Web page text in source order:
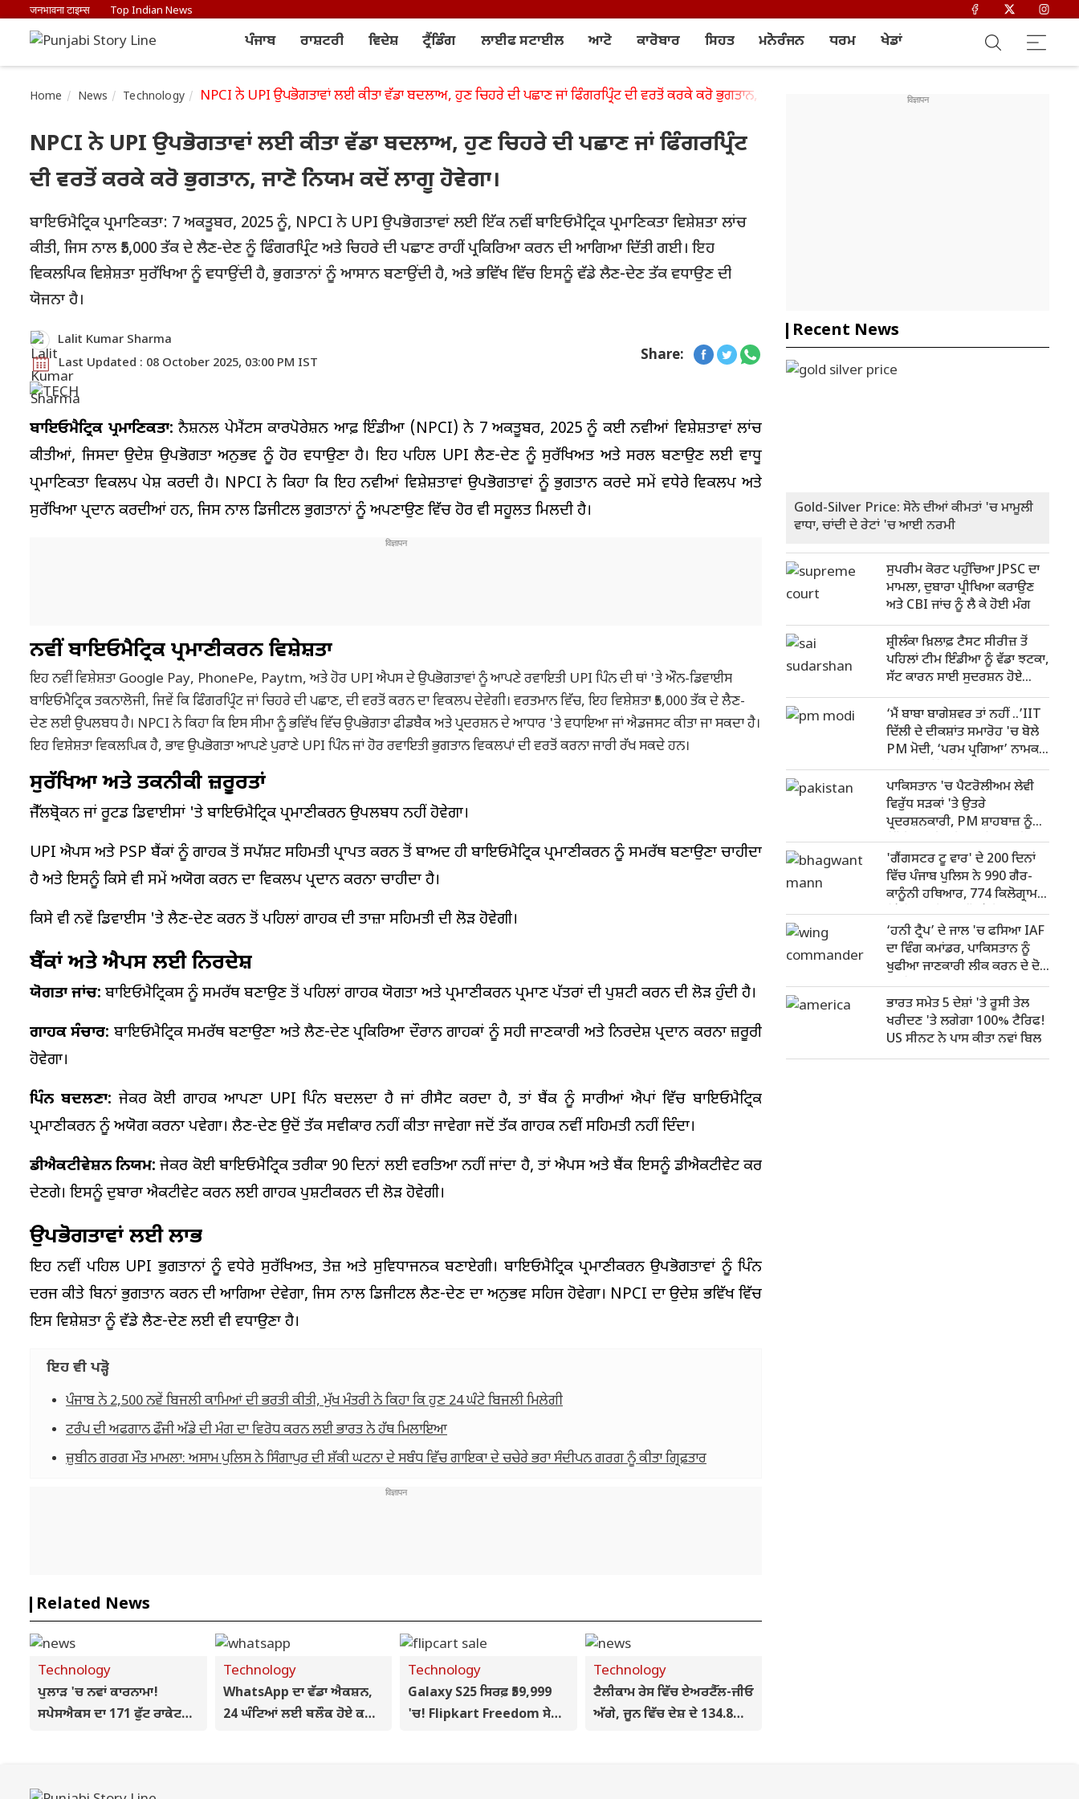
जनभावना टाइम्स Top Indian News
ਪੰਜਾਬ ਰਾਸ਼ਟਰੀ ਵਿਦੇਸ਼ ਟ੍ਰੈਂਡਿੰਗ ਲਾਈਫ ਸਟਾਈਲ ਆਟੋ ਕਾਰੋਬਾਰ ਸਿਹਤ ਮਨੋਰੰਜਨ ਧਰਮ ਖੇਡਾਂ
Home News Technology NPCI ਨੇ UPI ਉਪਭੋਗਤਾਵਾਂ ਲਈ ਕੀਤਾ ਵੱਡਾ ਬਦਲਾਅ, ਹੁਣ ਚਿਹਰੇ ਦੀ ਪਛਾਣ ਜਾਂ ਫਿੰਗਰਪ੍ਰਿੰਟ ਦੀ ਵਰਤੋਂ ਕਰਕੇ ਕਰੋ ਭੁਗਤਾਨ, ਜਾਣੋ ਨਿਯਮ ਕਦੋਂ ਲਾਗੂ ਹੋਵੇਗਾ।
NPCI ਨੇ UPI ਉਪਭੋਗਤਾਵਾਂ ਲਈ ਕੀਤਾ ਵੱਡਾ ਬਦਲਾਅ, ਹੁਣ ਚਿਹਰੇ ਦੀ ਪਛਾਣ ਜਾਂ ਫਿੰਗਰਪ੍ਰਿੰਟ
ਦੀ ਵਰਤੋਂ ਕਰਕੇ ਕਰੋ ਭੁਗਤਾਨ, ਜਾਣੋ ਨਿਯਮ ਕਦੋਂ ਲਾਗੂ ਹੋਵੇਗਾ।
ਬਾਇਓਮੈਟ੍ਰਿਕ ਪ੍ਰਮਾਣਿਕਤਾ: 7 ਅਕਤੂਬਰ, 2025 ਨੂੰ, NPCI ਨੇ UPI ਉਪਭੋਗਤਾਵਾਂ ਲਈ ਇੱਕ ਨਵੀਂ ਬਾਇਓਮੈਟ੍ਰਿਕ ਪ੍ਰਮਾਣਿਕਤਾ ਵਿਸ਼ੇਸ਼ਤਾ ਲਾਂਚ
ਕੀਤੀ, ਜਿਸ ਨਾਲ ₹5,000 ਤੱਕ ਦੇ ਲੈਣ-ਦੇਣ ਨੂੰ ਫਿੰਗਰਪ੍ਰਿੰਟ ਅਤੇ ਚਿਹਰੇ ਦੀ ਪਛਾਣ ਰਾਹੀਂ ਪ੍ਰਕਿਰਿਆ ਕਰਨ ਦੀ ਆਗਿਆ ਦਿੱਤੀ ਗਈ। ਇਹ
ਵਿਕਲਪਿਕ ਵਿਸ਼ੇਸ਼ਤਾ ਸੁਰੱਖਿਆ ਨੂੰ ਵਧਾਉਂਦੀ ਹੈ, ਭੁਗਤਾਨਾਂ ਨੂੰ ਆਸਾਨ ਬਣਾਉਂਦੀ ਹੈ, ਅਤੇ ਭਵਿੱਖ ਵਿੱਚ ਇਸਨੂੰ ਵੱਡੇ ਲੈਣ-ਦੇਣ ਤੱਕ ਵਧਾਉਣ ਦੀ
ਯੋਜਨਾ ਹੈ।
Lalit Kumar Sharma
Last Updated : 08 October 2025, 03:00 PM IST
Share:
ਬਾਇਓਮੈਟ੍ਰਿਕ ਪ੍ਰਮਾਣਿਕਤਾ: ਨੈਸ਼ਨਲ ਪੇਮੈਂਟਸ ਕਾਰਪੋਰੇਸ਼ਨ ਆਫ਼ ਇੰਡੀਆ (NPCI) ਨੇ 7 ਅਕਤੂਬਰ, 2025 ਨੂੰ ਕਈ ਨਵੀਆਂ ਵਿਸ਼ੇਸ਼ਤਾਵਾਂ ਲਾਂਚ
ਕੀਤੀਆਂ, ਜਿਸਦਾ ਉਦੇਸ਼ ਉਪਭੋਗਤਾ ਅਨੁਭਵ ਨੂੰ ਹੋਰ ਵਧਾਉਣਾ ਹੈ। ਇਹ ਪਹਿਲ UPI ਲੈਣ-ਦੇਣ ਨੂੰ ਸੁਰੱਖਿਅਤ ਅਤੇ ਸਰਲ ਬਣਾਉਣ ਲਈ ਵਾਧੂ
ਪ੍ਰਮਾਣਿਕਤਾ ਵਿਕਲਪ ਪੇਸ਼ ਕਰਦੀ ਹੈ। NPCI ਨੇ ਕਿਹਾ ਕਿ ਇਹ ਨਵੀਆਂ ਵਿਸ਼ੇਸ਼ਤਾਵਾਂ ਉਪਭੋਗਤਾਵਾਂ ਨੂੰ ਭੁਗਤਾਨ ਕਰਦੇ ਸਮੇਂ ਵਧੇਰੇ ਵਿਕਲਪ ਅਤੇ
ਸੁਰੱਖਿਆ ਪ੍ਰਦਾਨ ਕਰਦੀਆਂ ਹਨ, ਜਿਸ ਨਾਲ ਡਿਜੀਟਲ ਭੁਗਤਾਨਾਂ ਨੂੰ ਅਪਣਾਉਣ ਵਿੱਚ ਹੋਰ ਵੀ ਸਹੂਲਤ ਮਿਲਦੀ ਹੈ।
ਨਵੀਂ ਬਾਇਓਮੈਟ੍ਰਿਕ ਪ੍ਰਮਾਣੀਕਰਨ ਵਿਸ਼ੇਸ਼ਤਾ
ਇਹ ਨਵੀਂ ਵਿਸ਼ੇਸ਼ਤਾ Google Pay, PhonePe, Paytm, ਅਤੇ ਹੋਰ UPI ਐਪਸ ਦੇ ਉਪਭੋਗਤਾਵਾਂ ਨੂੰ ਆਪਣੇ ਰਵਾਇਤੀ UPI ਪਿੰਨ ਦੀ ਥਾਂ 'ਤੇ ਔਨ-ਡਿਵਾਈਸ
ਬਾਇਓਮੈਟ੍ਰਿਕ ਤਕਨਾਲੋਜੀ, ਜਿਵੇਂ ਕਿ ਫਿੰਗਰਪ੍ਰਿੰਟ ਜਾਂ ਚਿਹਰੇ ਦੀ ਪਛਾਣ, ਦੀ ਵਰਤੋਂ ਕਰਨ ਦਾ ਵਿਕਲਪ ਦੇਵੇਗੀ। ਵਰਤਮਾਨ ਵਿੱਚ, ਇਹ ਵਿਸ਼ੇਸ਼ਤਾ ₹5,000 ਤੱਕ ਦੇ ਲੈਣ-
ਦੇਣ ਲਈ ਉਪਲਬਧ ਹੈ। NPCI ਨੇ ਕਿਹਾ ਕਿ ਇਸ ਸੀਮਾ ਨੂੰ ਭਵਿੱਖ ਵਿੱਚ ਉਪਭੋਗਤਾ ਫੀਡਬੈਕ ਅਤੇ ਪ੍ਰਦਰਸ਼ਨ ਦੇ ਆਧਾਰ 'ਤੇ ਵਧਾਇਆ ਜਾਂ ਐਡਜਸਟ ਕੀਤਾ ਜਾ ਸਕਦਾ ਹੈ।
ਇਹ ਵਿਸ਼ੇਸ਼ਤਾ ਵਿਕਲਪਿਕ ਹੈ, ਭਾਵ ਉਪਭੋਗਤਾ ਆਪਣੇ ਪੁਰਾਣੇ UPI ਪਿੰਨ ਜਾਂ ਹੋਰ ਰਵਾਇਤੀ ਭੁਗਤਾਨ ਵਿਕਲਪਾਂ ਦੀ ਵਰਤੋਂ ਕਰਨਾ ਜਾਰੀ ਰੱਖ ਸਕਦੇ ਹਨ।
ਸੁਰੱਖਿਆ ਅਤੇ ਤਕਨੀਕੀ ਜ਼ਰੂਰਤਾਂ
ਜੈੱਲਬ੍ਰੋਕਨ ਜਾਂ ਰੂਟਡ ਡਿਵਾਈਸਾਂ 'ਤੇ ਬਾਇਓਮੈਟ੍ਰਿਕ ਪ੍ਰਮਾਣੀਕਰਨ ਉਪਲਬਧ ਨਹੀਂ ਹੋਵੇਗਾ।
UPI ਐਪਸ ਅਤੇ PSP ਬੈਂਕਾਂ ਨੂੰ ਗਾਹਕ ਤੋਂ ਸਪੱਸ਼ਟ ਸਹਿਮਤੀ ਪ੍ਰਾਪਤ ਕਰਨ ਤੋਂ ਬਾਅਦ ਹੀ ਬਾਇਓਮੈਟ੍ਰਿਕ ਪ੍ਰਮਾਣੀਕਰਨ ਨੂੰ ਸਮਰੱਥ ਬਣਾਉਣਾ ਚਾਹੀਦਾ
ਹੈ ਅਤੇ ਇਸਨੂੰ ਕਿਸੇ ਵੀ ਸਮੇਂ ਅਯੋਗ ਕਰਨ ਦਾ ਵਿਕਲਪ ਪ੍ਰਦਾਨ ਕਰਨਾ ਚਾਹੀਦਾ ਹੈ।
ਕਿਸੇ ਵੀ ਨਵੇਂ ਡਿਵਾਈਸ 'ਤੇ ਲੈਣ-ਦੇਣ ਕਰਨ ਤੋਂ ਪਹਿਲਾਂ ਗਾਹਕ ਦੀ ਤਾਜ਼ਾ ਸਹਿਮਤੀ ਦੀ ਲੋੜ ਹੋਵੇਗੀ।
ਬੈਂਕਾਂ ਅਤੇ ਐਪਸ ਲਈ ਨਿਰਦੇਸ਼
ਯੋਗਤਾ ਜਾਂਚ: ਬਾਇਓਮੈਟ੍ਰਿਕਸ ਨੂੰ ਸਮਰੱਥ ਬਣਾਉਣ ਤੋਂ ਪਹਿਲਾਂ ਗਾਹਕ ਯੋਗਤਾ ਅਤੇ ਪ੍ਰਮਾਣੀਕਰਨ ਪ੍ਰਮਾਣ ਪੱਤਰਾਂ ਦੀ ਪੁਸ਼ਟੀ ਕਰਨ ਦੀ ਲੋੜ ਹੁੰਦੀ ਹੈ।
ਗਾਹਕ ਸੰਚਾਰ: ਬਾਇਓਮੈਟ੍ਰਿਕ ਸਮਰੱਥ ਬਣਾਉਣਾ ਅਤੇ ਲੈਣ-ਦੇਣ ਪ੍ਰਕਿਰਿਆ ਦੌਰਾਨ ਗਾਹਕਾਂ ਨੂੰ ਸਹੀ ਜਾਣਕਾਰੀ ਅਤੇ ਨਿਰਦੇਸ਼ ਪ੍ਰਦਾਨ ਕਰਨਾ ਜ਼ਰੂਰੀ
ਹੋਵੇਗਾ।
ਪਿੰਨ ਬਦਲਣਾ: ਜੇਕਰ ਕੋਈ ਗਾਹਕ ਆਪਣਾ UPI ਪਿੰਨ ਬਦਲਦਾ ਹੈ ਜਾਂ ਰੀਸੈਟ ਕਰਦਾ ਹੈ, ਤਾਂ ਬੈਂਕ ਨੂੰ ਸਾਰੀਆਂ ਐਪਾਂ ਵਿੱਚ ਬਾਇਓਮੈਟ੍ਰਿਕ
ਪ੍ਰਮਾਣੀਕਰਨ ਨੂੰ ਅਯੋਗ ਕਰਨਾ ਪਵੇਗਾ। ਲੈਣ-ਦੇਣ ਉਦੋਂ ਤੱਕ ਸਵੀਕਾਰ ਨਹੀਂ ਕੀਤਾ ਜਾਵੇਗਾ ਜਦੋਂ ਤੱਕ ਗਾਹਕ ਨਵੀਂ ਸਹਿਮਤੀ ਨਹੀਂ ਦਿੰਦਾ।
ਡੀਐਕਟੀਵੇਸ਼ਨ ਨਿਯਮ: ਜੇਕਰ ਕੋਈ ਬਾਇਓਮੈਟ੍ਰਿਕ ਤਰੀਕਾ 90 ਦਿਨਾਂ ਲਈ ਵਰਤਿਆ ਨਹੀਂ ਜਾਂਦਾ ਹੈ, ਤਾਂ ਐਪਸ ਅਤੇ ਬੈਂਕ ਇਸਨੂੰ ਡੀਐਕਟੀਵੇਟ ਕਰ
ਦੇਣਗੇ। ਇਸਨੂੰ ਦੁਬਾਰਾ ਐਕਟੀਵੇਟ ਕਰਨ ਲਈ ਗਾਹਕ ਪੁਸ਼ਟੀਕਰਨ ਦੀ ਲੋੜ ਹੋਵੇਗੀ।
ਉਪਭੋਗਤਾਵਾਂ ਲਈ ਲਾਭ
ਇਹ ਨਵੀਂ ਪਹਿਲ UPI ਭੁਗਤਾਨਾਂ ਨੂੰ ਵਧੇਰੇ ਸੁਰੱਖਿਅਤ, ਤੇਜ਼ ਅਤੇ ਸੁਵਿਧਾਜਨਕ ਬਣਾਏਗੀ। ਬਾਇਓਮੈਟ੍ਰਿਕ ਪ੍ਰਮਾਣੀਕਰਨ ਉਪਭੋਗਤਾਵਾਂ ਨੂੰ ਪਿੰਨ
ਦਰਜ ਕੀਤੇ ਬਿਨਾਂ ਭੁਗਤਾਨ ਕਰਨ ਦੀ ਆਗਿਆ ਦੇਵੇਗਾ, ਜਿਸ ਨਾਲ ਡਿਜੀਟਲ ਲੈਣ-ਦੇਣ ਦਾ ਅਨੁਭਵ ਸਹਿਜ ਹੋਵੇਗਾ। NPCI ਦਾ ਉਦੇਸ਼ ਭਵਿੱਖ ਵਿੱਚ
ਇਸ ਵਿਸ਼ੇਸ਼ਤਾ ਨੂੰ ਵੱਡੇ ਲੈਣ-ਦੇਣ ਲਈ ਵੀ ਵਧਾਉਣਾ ਹੈ।
ਇਹ ਵੀ ਪੜ੍ਹੋ
ਪੰਜਾਬ ਨੇ 2,500 ਨਵੇਂ ਬਿਜਲੀ ਕਾਮਿਆਂ ਦੀ ਭਰਤੀ ਕੀਤੀ, ਮੁੱਖ ਮੰਤਰੀ ਨੇ ਕਿਹਾ ਕਿ ਹੁਣ 24 ਘੰਟੇ ਬਿਜਲੀ ਮਿਲੇਗੀ
ਟਰੰਪ ਦੀ ਅਫਗਾਨ ਫੌਜੀ ਅੱਡੇ ਦੀ ਮੰਗ ਦਾ ਵਿਰੋਧ ਕਰਨ ਲਈ ਭਾਰਤ ਨੇ ਹੱਥ ਮਿਲਾਇਆ
ਜ਼ੁਬੀਨ ਗਰਗ ਮੌਤ ਮਾਮਲਾ: ਅਸਾਮ ਪੁਲਿਸ ਨੇ ਸਿੰਗਾਪੁਰ ਦੀ ਸ਼ੱਕੀ ਘਟਨਾ ਦੇ ਸਬੰਧ ਵਿੱਚ ਗਾਇਕਾ ਦੇ ਚਚੇਰੇ ਭਰਾ ਸੰਦੀਪਨ ਗਰਗ ਨੂੰ ਕੀਤਾ ਗ੍ਰਿਫ਼ਤਾਰ
Related News
Technology
ਪੁਲਾੜ 'ਚ ਨਵਾਂ ਕਾਰਨਾਮਾ!
ਸਪੇਸਐਕਸ ਦਾ 171 ਫੁੱਟ ਰਾਕੇਟ
Technology
WhatsApp ਦਾ ਵੱਡਾ ਐਕਸ਼ਨ,
24 ਘੰਟਿਆਂ ਲਈ ਬਲੌਕ ਹੋਏ ਕਈ
Technology
Galaxy S25 ਸਿਰਫ਼ ₹59,999
'ਚ! Flipkart Freedom ਸੇਲ
Technology
ਟੈਲੀਕਾਮ ਰੇਸ ਵਿੱਚ ਏਅਰਟੈੱਲ-ਜੀਓ
ਅੱਗੇ, ਜੂਨ ਵਿੱਚ ਦੇਸ਼ ਦੇ 134.8
Recent News
Gold-Silver Price: ਸੋਨੇ ਦੀਆਂ ਕੀਮਤਾਂ 'ਚ ਮਾਮੂਲੀ
ਵਾਧਾ, ਚਾਂਦੀ ਦੇ ਰੇਟਾਂ 'ਚ ਆਈ ਨਰਮੀ
ਸੁਪਰੀਮ ਕੋਰਟ ਪਹੁੰਚਿਆ JPSC ਦਾ
ਮਾਮਲਾ, ਦੁਬਾਰਾ ਪ੍ਰੀਖਿਆ ਕਰਾਉਣ
ਅਤੇ CBI ਜਾਂਚ ਨੂੰ ਲੈ ਕੇ ਹੋਈ ਮੰਗ
ਸ਼੍ਰੀਲੰਕਾ ਖ਼ਿਲਾਫ਼ ਟੈਸਟ ਸੀਰੀਜ਼ ਤੋਂ
ਪਹਿਲਾਂ ਟੀਮ ਇੰਡੀਆ ਨੂੰ ਵੱਡਾ ਝਟਕਾ,
ਸੱਟ ਕਾਰਨ ਸਾਈ ਸੁਦਰਸ਼ਨ ਹੋਏ
ਬਾਹਰ
‘ਮੈਂ ਬਾਬਾ ਬਾਗੇਸ਼ਵਰ ਤਾਂ ਨਹੀਂ ..’IIT
ਦਿੱਲੀ ਦੇ ਦੀਕਸ਼ਾਂਤ ਸਮਾਰੋਹ 'ਚ ਬੋਲੇ
PM ਮੋਦੀ, ‘ਪਰਮ ਪ੍ਰਗਿਆ’ ਨਾਮਕ
AI ਸੁਪਰਕੰਪਿਊਟਿੰਗ ਸਹੂਲਤ ਦਾ
ਉਦਘਾਟਨ
ਪਾਕਿਸਤਾਨ 'ਚ ਪੈਟਰੋਲੀਅਮ ਲੇਵੀ
ਵਿਰੁੱਧ ਸੜਕਾਂ 'ਤੇ ਉਤਰੇ
ਪ੍ਰਦਰਸ਼ਨਕਾਰੀ, PM ਸ਼ਾਹਬਾਜ਼ ਨੂੰ
ਦਿੱਤੀ ਧਮਕੀ- 'ਜੇਕਰ ਮੰਗਾਂ ਨਹੀਂ
ਮੰਨੀਆਂ ਤਾਂ..
'ਗੈਂਗਸਟਰ ਟੂ ਵਾਰ' ਦੇ 200 ਦਿਨਾਂ
ਵਿੱਚ ਪੰਜਾਬ ਪੁਲਿਸ ਨੇ 990 ਗੈਰ-
ਕਾਨੂੰਨੀ ਹਥਿਆਰ, 774 ਕਿਲੋਗ੍ਰਾਮ
ਹੈਰੋਇਨ ਅਤੇ 15 ਹੱਥਗੋਲੇ ਬਰਾਮਦ
ਕੀਤੇ
‘ਹਨੀ ਟ੍ਰੈਪ’ ਦੇ ਜਾਲ 'ਚ ਫਸਿਆ IAF
ਦਾ ਵਿੰਗ ਕਮਾਂਡਰ, ਪਾਕਿਸਤਾਨ ਨੂੰ
ਖੁਫੀਆ ਜਾਣਕਾਰੀ ਲੀਕ ਕਰਨ ਦੇ ਦੋਸ਼
'ਚ ਗ੍ਰਿਫਤਾਰ
ਭਾਰਤ ਸਮੇਤ 5 ਦੇਸ਼ਾਂ 'ਤੇ ਰੂਸੀ ਤੇਲ
ਖਰੀਦਣ 'ਤੇ ਲਗੇਗਾ 100% ਟੈਰਿਫ!
US ਸੀਨਟ ਨੇ ਪਾਸ ਕੀਤਾ ਨਵਾਂ ਬਿਲ